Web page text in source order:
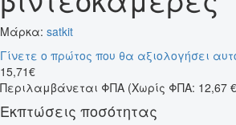
Μάρκα: satkit
Γίνετε ο πρώτος που θα αξιολογήσει
15,71€
Περιλαμβάνεται ΦΠΑ (Χωρίς ΦΠΑ: 12,67
Εκπτώσεις ποσότητας